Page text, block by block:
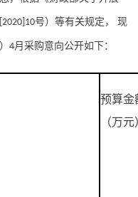
[2020]10号）等有关规定， 现
4月采购意向公开如下：
预算金
（万元